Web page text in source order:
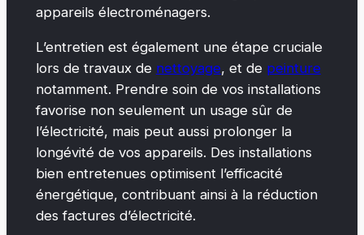
appareils électroménagers.
L’entretien est également une étape cruciale
lors de travaux de nettoyage, et de peinture
notamment. Prendre soin de vos installations
favorise non seulement un usage sûr de
l’électricité, mais peut aussi prolonger la
longévité de vos appareils. Des installations
bien entretenues optimisent l’efficacité
énergétique, contribuant ainsi à la réduction
des factures d’électricité.